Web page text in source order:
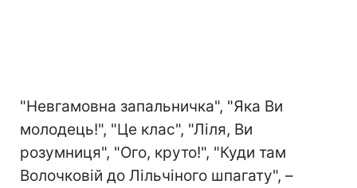
"Невгамовна запальничка", "Яка Ви
молодець!", "Це клас", "Ліля, Ви
розумниця", "Ого, круто!", "Куди там
Волочковій до Лільчіного шпагату", –